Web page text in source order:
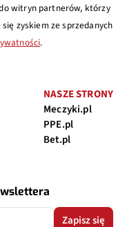
witryn partnerów, którzy
zyskiem ze sprzedanych
.
NASZE STRONY
Meczyki.pl
PPE.pl
Bet.pl
Zapisz się